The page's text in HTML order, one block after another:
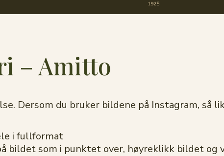
– Amitto
Dersom du bruker bildene på Instagram, så
i fullformat
bildet som i punktet over, høyreklikk bildet og